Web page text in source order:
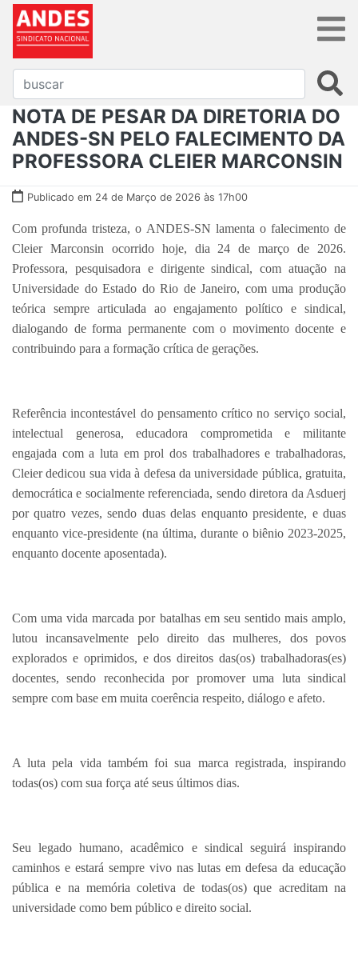
NOTA DE PESAR DA DIRETORIA DO
ANDES-SN PELO FALECIMENTO DA
PROFESSORA CLEIER MARCONSIN
Publicado em 24 de Março de 2026 às 17h00
Com profunda tristeza, o ANDES-SN lamenta o falecimento de
Cleier Marconsin ocorrido hoje, dia 24 de março de 2026.
Professora, pesquisadora e dirigente sindical, com atuação na
Universidade do Estado do Rio de Janeiro, com uma produção
teórica sempre articulada ao engajamento político e sindical,
dialogando de forma permanente com o movimento docente e
contribuindo para a formação crítica de gerações.
Referência incontestável do pensamento crítico no serviço social,
intelectual generosa, educadora comprometida e militante
engajada com a luta em prol dos trabalhadores e trabalhadoras,
Cleier dedicou sua vida à defesa da universidade pública, gratuita,
democrática e socialmente referenciada, sendo diretora da Asduerj
por quatro vezes, sendo duas delas enquanto presidente, e duas
enquanto vice-presidente (na última, durante o biênio 2023-2025,
enquanto docente aposentada).
Com uma vida marcada por batalhas em seu sentido mais amplo,
lutou incansavelmente pelo direito das mulheres, dos povos
explorados e oprimidos, e dos direitos das(os) trabalhadoras(es)
docentes, sendo reconhecida por promover uma luta sindical
sempre com base em muita coerência respeito, diálogo e afeto.
A luta pela vida também foi sua marca registrada, inspirando
todas(os) com sua força até seus últimos dias.
Seu legado humano, acadêmico e sindical seguirá inspirando
caminhos e estará sempre vivo nas lutas em defesa da educação
pública e na memória coletiva de todas(os) que acreditam na
universidade como bem público e direito social.